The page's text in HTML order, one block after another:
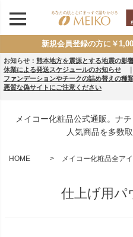
新規会員登録の方に￥
お知らせ： 熊本地方を震源とする地震の影
休業による発送スケジュールのお知らせ
ファンデーションやチークの詰め替えの種
悪質な偽サイトにご注意ください
メイコー化粧品公式通販。ナ
人気商品を多数
HOME メイコー化粧品全ア
仕上げ用パ